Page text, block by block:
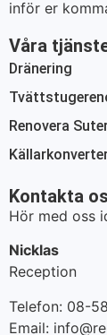
inför er
Våra
Dränering
Renovera
Kontakta
Hör med oss
Nicklas
Reception
Telefon: 08-
Email: